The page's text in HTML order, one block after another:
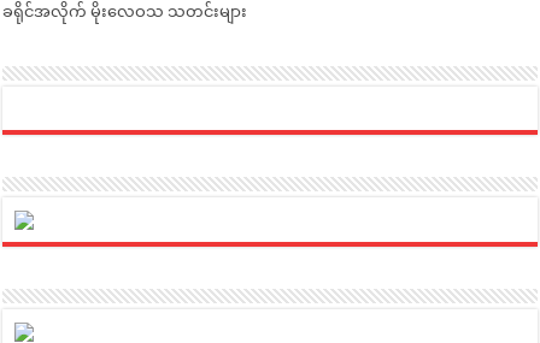
ခရိုင်အလိုက် မိုးလေဝသ သတင်းများ